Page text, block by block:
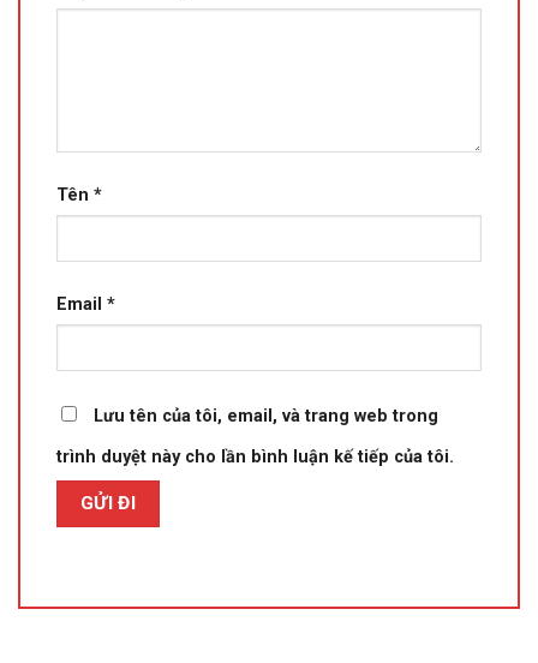
Tên *
Email *
Lưu tên của tôi, email, và trang web trong
trình duyệt này cho lần bình luận kế tiếp của tôi.